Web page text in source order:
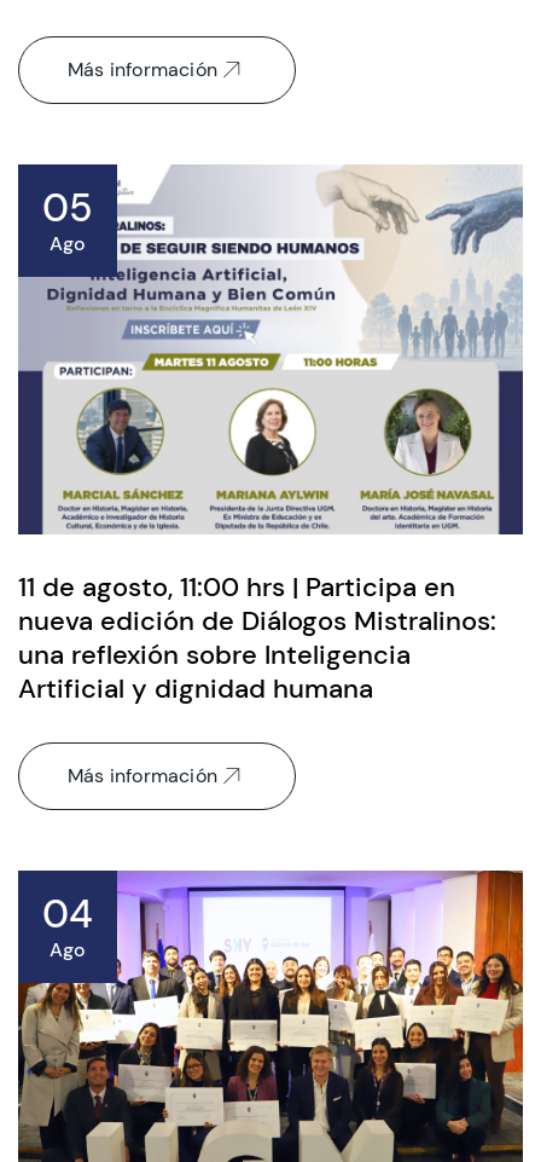
Más información
05
Ago
11 de agosto, 11:00 hrs | Participa en
nueva edición de Diálogos Mistralinos:
una reflexión sobre Inteligencia
Artificial y dignidad humana
Más información
04
Ago